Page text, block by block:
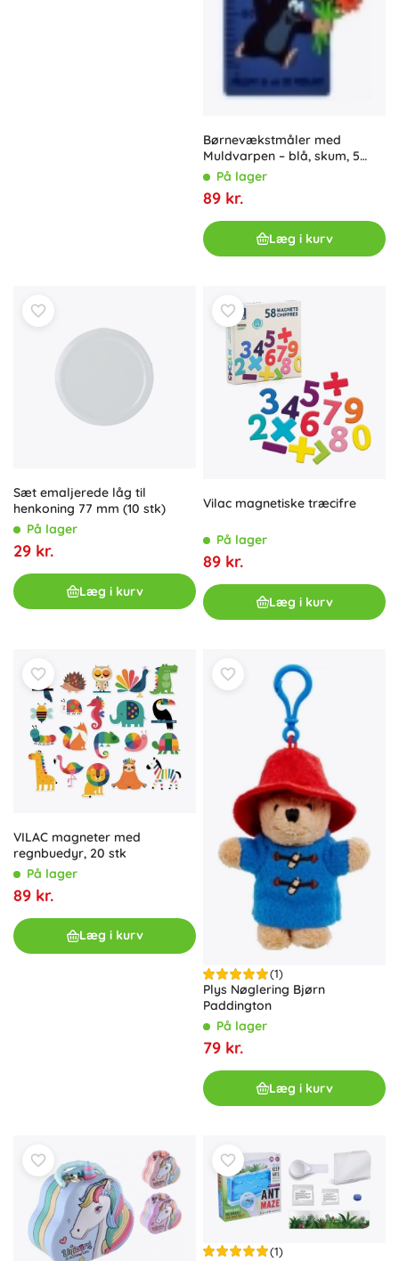
Børnevækstmåler med
Muldvarpen – blå, skum, 5
delePå lager
89 kr.
Læg i kurv
Sæt emaljerede låg til
henkoning 77 mm (10 stk)
På lager
29 kr.
Læg i kurv
Vilac magnetiske træcifre
På lager
89 kr.
Læg i kurv
VILAC magneter med
regnbuedyr, 20 stk
På lager
89 kr.
Læg i kurv
(1)
Plys Nøglering Bjørn
Paddington
På lager
79 kr.
Læg i kurv
(1)